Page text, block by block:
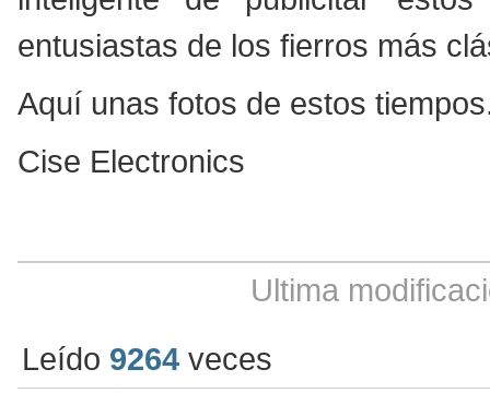
entusiastas de los fierros más
Aquí unas fotos de estos
Cise Electronics
Ultima
Leído 9264veces